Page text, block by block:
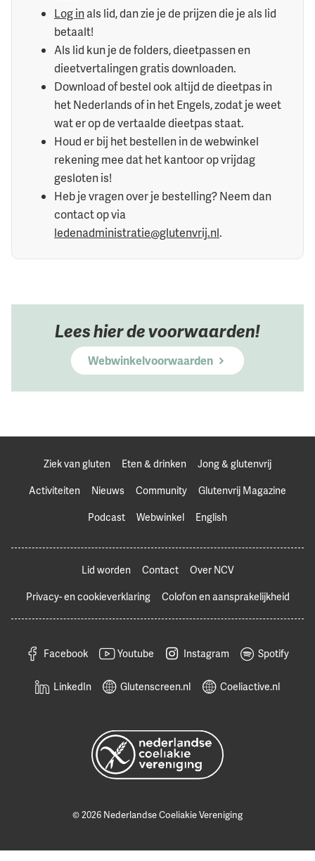
Log inals lid, dan zie je de prijzen die je als lid
betaalt!
Als lid kun je de folders, dieetpassen en
dieetvertalingen gratis downloaden.
Download of bestel ook altijd de dieetpas in
het Nederlands of in het Engels, zodat je weet
wat er op de vertaalde dieetpas staat.
Houd er bij het bestellen in de webwinkel
rekening mee dat het kantoor op vrijdag
gesloten is!
Heb je vragen over je bestelling? Neem dan
contact op via
ledenadministratie@glutenvrij.nl.
Lees hier de voorwaarden!
Webwinkelvoorwaarden
Ziek van gluten Eten & drinken
Jong & glutenvrij
Activiteiten
Nieuws Community
Glutenvrij Magazine
Podcast
Webwinkel English
Lid worden Contact
Over NCV
Privacy- en cookieverklaring
Colofon en aansprakelijkheid
Facebook Youtube Instagram Spotify
LinkedIn Glutenscreen.nl Coeliactive.nl
© 2026 Nederlandse Coeliakie Vereniging